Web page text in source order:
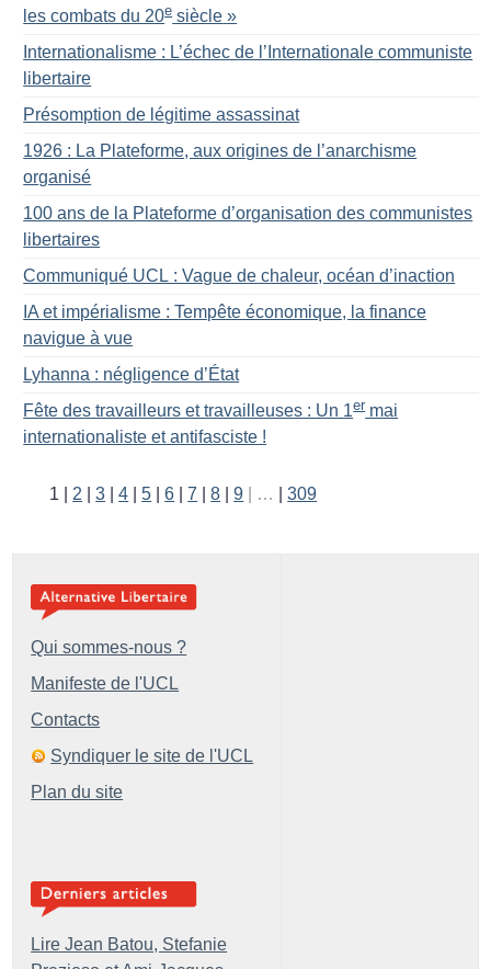
les combats du 20esiècle »
Internationalisme : L’échec de l’Internationale communiste
libertaire
Présomption de légitime assassinat
1926 : La Plateforme, aux origines de l’anarchisme
organisé
100 ans de la Plateforme d’organisation des communistes
libertaires
Communiqué UCL : Vague de chaleur, océan d’inaction
IA et impérialisme : Tempête économique, la finance
navigue à vue
Lyhanna : négligence d’État
Fête des travailleurs et travailleuses : Un 1ermai
internationaliste et antifasciste !
1 2 3 4 5 6 7 8 9 … 309
Qui sommes-nous ?
Manifeste de l'UCL
Contacts
Syndiquer le site de l'UCL
Plan du site
Lire Jean Batou, Stefanie